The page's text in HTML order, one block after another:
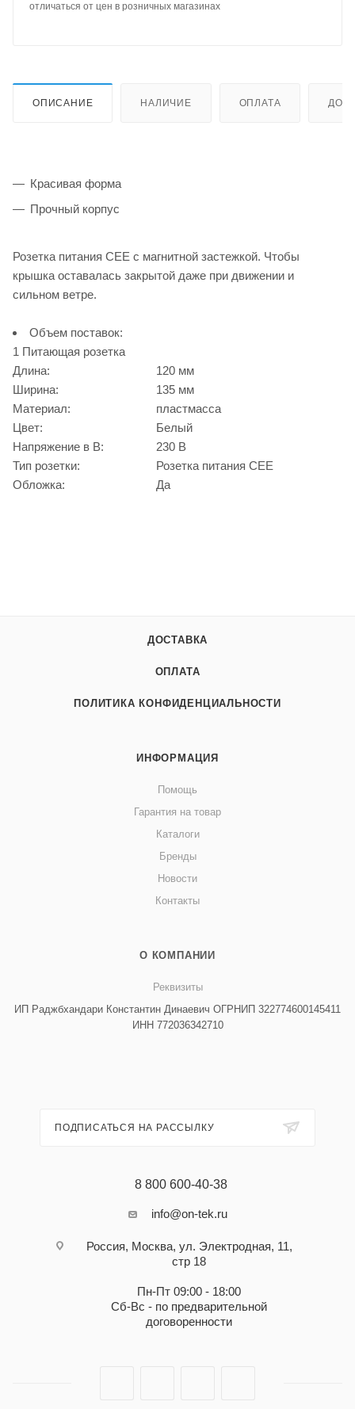
отличаться от цен в розничных магазинах
ОПИСАНИЕ НАЛИЧИЕ ОПЛАТА
Красивая форма
Прочный корпус
Розетка питания CEE с магнитной застежкой. Чтобы
крышка оставалась закрытой даже при движении и
сильном ветре.
Объем поставок:
1 Питающая розетка
Длина:
120 мм
Ширина:
135 мм
Материал:
пластмасса
Цвет:
Белый
Напряжение в В:
230 В
Тип розетки:
Розетка питания CEE
Обложка:
Да
ДОСТАВКА
ОПЛАТА
ПОЛИТИКА КОНФИДЕНЦИАЛЬНОСТИ
ИНФОРМАЦИЯ
Помощь
Гарантия на товар
Каталоги
Бренды
Новости
Контакты
О КОМПАНИИ
Реквизиты
ИП Раджбхандари Константин Динаевич ОГРНИП 322774600145411
ИНН 772036342710
ПОДПИСАТЬСЯ НА РАССЫЛКУ
8 800 600-40-38
info@on-tek.ru
Россия, Москва, ул. Электродная, 11,
стр 18
Пн-Пт 09:00 - 18:00
Сб-Вс - по предварительной
договоренности